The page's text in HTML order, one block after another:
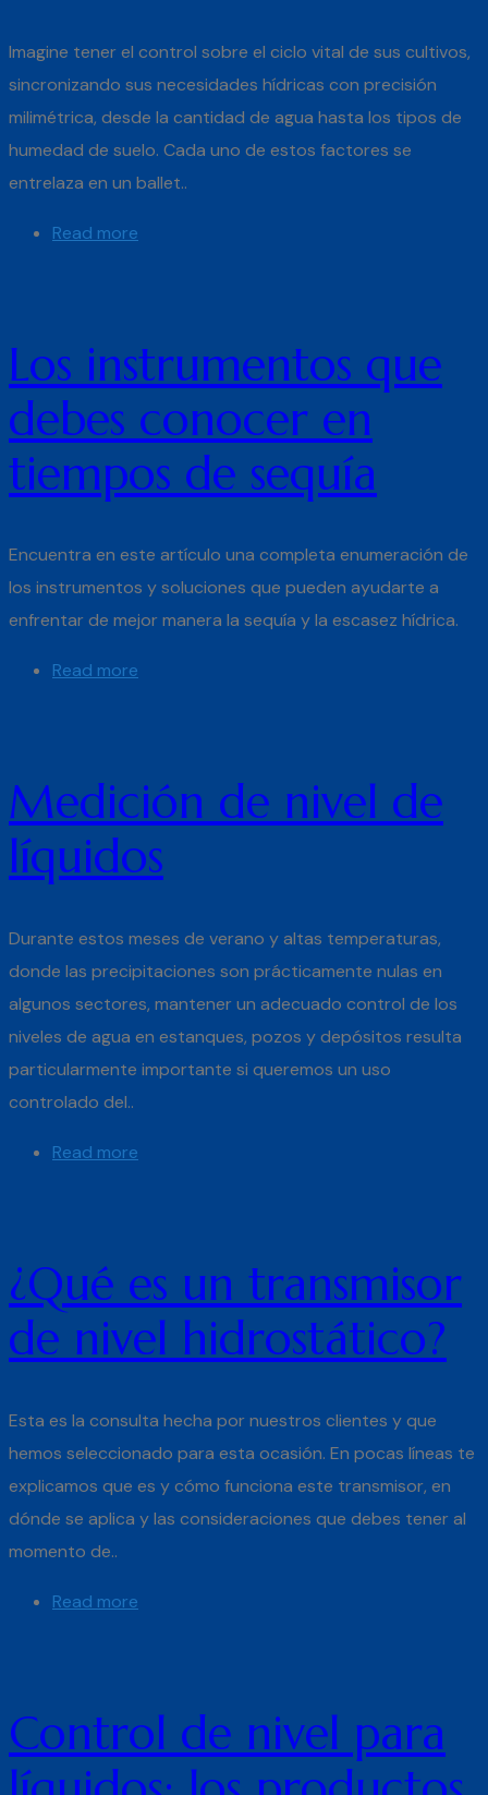
Imagine tener el control sobre el ciclo vital de sus cultivos,
sincronizando sus necesidades hídricas con precisión
milimétrica, desde la cantidad de agua hasta los tipos de
humedad de suelo. Cada uno de estos factores se
entrelaza en un ballet..
Read more
Los instrumentos que
debes conocer en
tiempos de sequía
Encuentra en este artículo una completa enumeración de
los instrumentos y soluciones que pueden ayudarte a
enfrentar de mejor manera la sequía y la escasez hídrica.
Read more
Medición de nivel de
líquidos
Durante estos meses de verano y altas temperaturas,
donde las precipitaciones son prácticamente nulas en
algunos sectores, mantener un adecuado control de los
niveles de agua en estanques, pozos y depósitos resulta
particularmente importante si queremos un uso
controlado del..
Read more
¿Qué es un transmisor
de nivel hidrostático?
Esta es la consulta hecha por nuestros clientes y que
hemos seleccionado para esta ocasión. En pocas líneas te
explicamos que es y cómo funciona este transmisor, en
dónde se aplica y las consideraciones que debes tener al
momento de..
Read more
Control de nivel para